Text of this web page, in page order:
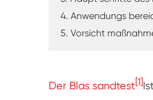
Begehbare Kammer
Spezielle Test kammer
4. Anwendungs
5. Vorsicht
Der Blas sandtest[1]